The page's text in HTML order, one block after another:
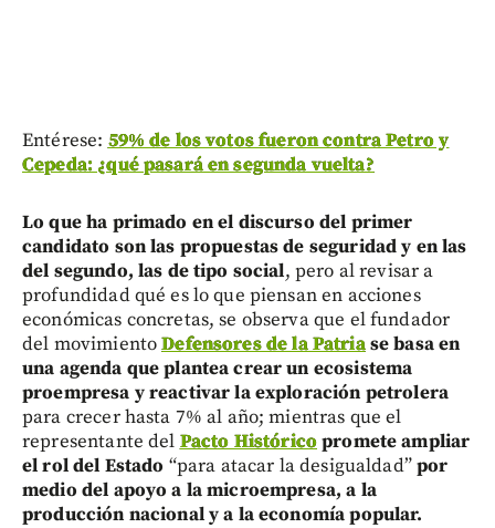
Entérese: 59% de los votos fueron contra Petro y
Cepeda: ¿qué pasará en segunda vuelta?
Lo que ha primado en el discurso del primer
candidato son las propuestas de seguridad y en las
del segundo, las de tipo social, pero al revisar a
profundidad qué es lo que piensan en acciones
económicas concretas, se observa que el fundador
del movimientoDefensores de la Patriase basa en
una agenda que plantea crear un ecosistema
proempresa y reactivar la exploración petrolera
para crecer hasta 7% al año; mientras que el
representante del Pacto Históricopromete ampliar
el rol del Estado “para atacar la desigualdad”por
medio del apoyo a la microempresa, a la
producción nacional y a la economía popular.